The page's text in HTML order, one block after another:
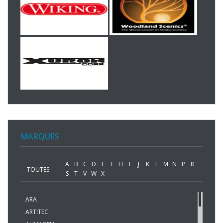
MARQUES
TOUTES
A B C D E F H I J K L M N P
R
S
T V W X
ARA
ARTITEC